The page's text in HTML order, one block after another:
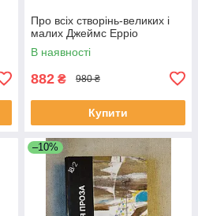
Про всіх створінь-великих і
малих Джеймс Ерріо
В наявності
882 ₴ 980 ₴
Купити
–10%